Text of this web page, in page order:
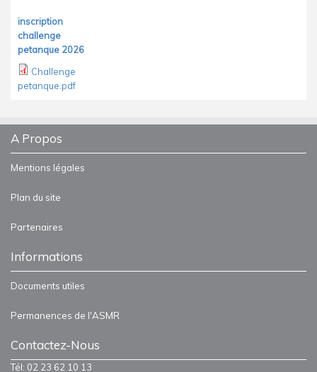
inscription
challenge
petanque 2026
Challenge
petanque.pdf
A Propos
Mentions légales
Plan du site
Partenaires
Informations
Documents utiles
Permanences de l'ASMR
Contactez-Nous
Tél: 02 23 62 10 13